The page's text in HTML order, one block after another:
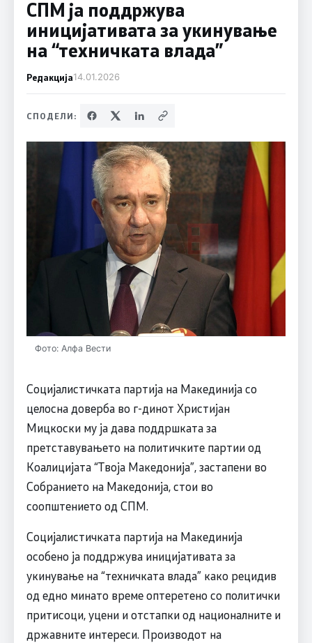
СПМ ја поддржува
иницијативата за укинување
на “техничката влада”
Редакција14.01.2026
СПОДЕЛИ:
Фото: Алфа Вести
Социјалистичката партија на Макединија со
целосна доверба во г-динот Христијан
Мицкоски му ја дава поддршката за
претставувањето на политичките партии од
Коалицијата “Твоја Македонија”, застапени во
Собранието на Македонија, стои во
соопштението од СПМ.
Социјалистичката партија на Макединија
особено ја поддржува иницијативата за
укинување на “техничката влада” како рецидив
од едно минато време оптеретено со политички
притисоци, уцени и отстапки од националните и
државните интереси. Производот на